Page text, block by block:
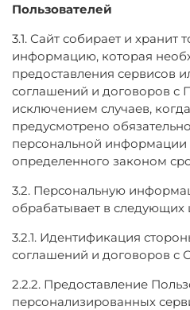
Пользователей
3.1. Сайт собирает и хранит
информацию, которая
предоставления сервисов
соглашений и договоров с
исключением случаев,
предусмотрено
персональной информации
определенного законом
3.2. Персональную
обрабатывает в следующих
3.2.1. Идентификация
соглашений и договоров с
2.2.2. Предоставление
персонализированных